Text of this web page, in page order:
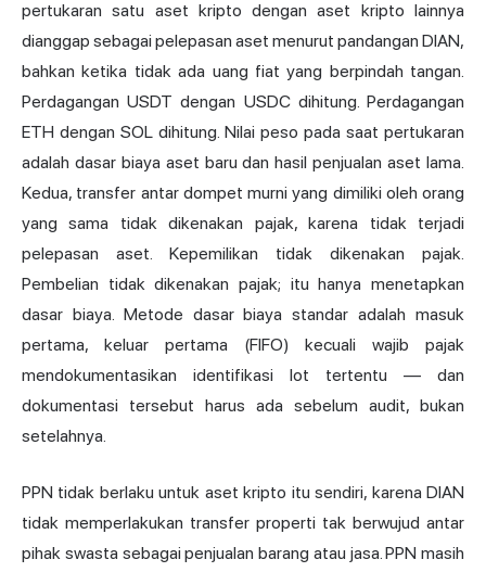
pertukaran satu aset kripto dengan aset kripto lainnya
dianggap sebagai pelepasan aset menurut pandangan DIAN,
bahkan ketika tidak ada uang fiat yang berpindah tangan.
Perdagangan USDT dengan USDC dihitung. Perdagangan
ETH dengan SOL dihitung. Nilai peso pada saat pertukaran
adalah dasar biaya aset baru dan hasil penjualan aset lama.
Kedua, transfer antar dompet murni yang dimiliki oleh orang
yang sama tidak dikenakan pajak, karena tidak terjadi
pelepasan aset. Kepemilikan tidak dikenakan pajak.
Pembelian tidak dikenakan pajak; itu hanya menetapkan
dasar biaya. Metode dasar biaya standar adalah masuk
pertama, keluar pertama (FIFO) kecuali wajib pajak
mendokumentasikan identifikasi lot tertentu — dan
dokumentasi tersebut harus ada sebelum audit, bukan
setelahnya.
PPN tidak berlaku untuk aset kripto itu sendiri, karena DIAN
tidak memperlakukan transfer properti tak berwujud antar
pihak swasta sebagai penjualan barang atau jasa. PPN masih